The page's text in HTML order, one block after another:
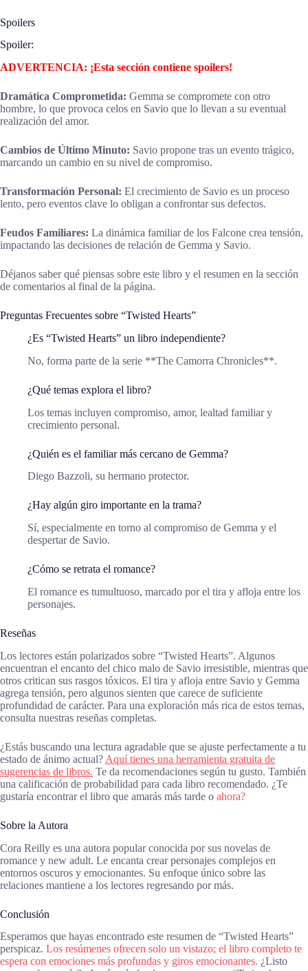
Spoilers
Spoiler:
ADVERTENCIA: ¡Esta sección contiene spoilers!
Dramática Comprometida: Gemma se compromete con otro
hombre, lo que provoca celos en Savio que lo llevan a su eventual
realización del amor.
Cambios de Último Minuto: Savio propone tras un evento trágico,
marcando un cambio en su nivel de compromiso.
Transformación Personal: El crecimiento de Savio es un proceso
lento, pero eventos clave lo obligan a confrontar sus defectos.
Feudos Familiares: La dinámica familiar de los Falcone crea tensión,
impactando las decisiones de relación de Gemma y Savio.
Déjanos saber qué piensas sobre este libro y el resumen en la sección
de comentarios al final de la página.
Preguntas Frecuentes sobre “Twisted Hearts”
¿Es “Twisted Hearts” un libro independiente?
No, forma parte de la serie **The Camorra Chronicles**.
¿Qué temas explora el libro?
Los temas incluyen compromiso, amor, lealtad familiar y
crecimiento personal.
¿Quién es el familiar más cercano de Gemma?
Diego Bazzoli, su hermano protector.
¿Hay algún giro importante en la trama?
Sí, especialmente en torno al compromiso de Gemma y el
despertar de Savio.
¿Cómo se retrata el romance?
El romance es tumultuoso, marcado por el tira y afloja entre los
personajes.
Reseñas
Los lectores están polarizados sobre “Twisted Hearts”. Algunos
encuentran el encanto del chico malo de Savio irresistible, mientras que
otros critican sus rasgos tóxicos. El tira y afloja entre Savio y Gemma
agrega tensión, pero algunos sienten que carece de suficiente
profundidad de carácter. Para una exploración más rica de estos temas,
consulta nuestras reseñas completas.
¿Estás buscando una lectura agradable que se ajuste perfectamente a tu
estado de ánimo actual? Aquí tienes una herramienta gratuita de
sugerencias de libros. Te da recomendaciones según tu gusto. También
una calificación de probabilidad para cada libro recomendado. ¿Te
gustaría encontrar el libro que amarás más tarde o ahora?
Sobre la Autora
Cora Reilly es una autora popular conocida por sus novelas de
romance y new adult. Le encanta crear personajes complejos en
entornos oscuros y emocionantes. Su enfoque único sobre las
relaciones mantiene a los lectores regresando por más.
Conclusión
Esperamos que hayas encontrado este resumen de “Twisted Hearts”
perspicaz. Los resúmenes ofrecen solo un vistazo; el libro completo te
espera con emociones más profundas y giros emocionantes. ¿Listo